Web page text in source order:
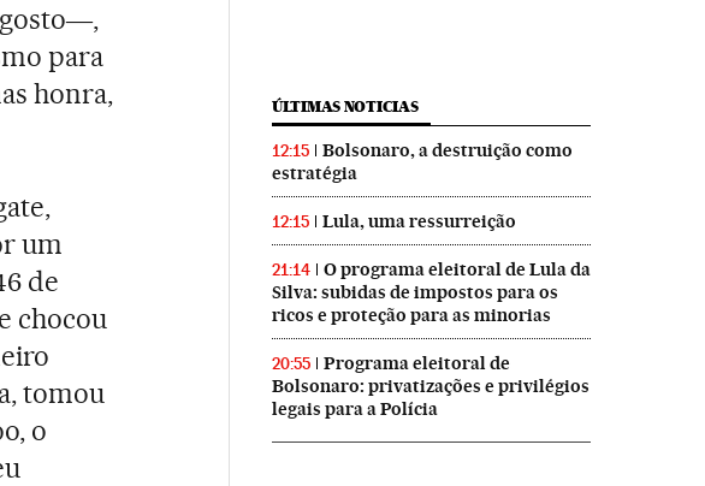
para
honra,
um
de
chocou
tomou
o
ÚLTIMAS NOTICIAS
12:15
Bolsonaro, a destruição como
estratégia
12:15 Lula, uma ressurreição
21:14
O programa eleitoral de Lula da
Silva: subidas de impostos para os
ricos e proteção para as minorias
20:55
Programa eleitoral de
Bolsonaro: privatizações e privilégios
legais para a Polícia